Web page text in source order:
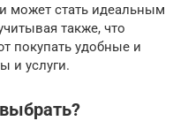
может стать идеальным
также, что
покупать удобные и
и услуги.